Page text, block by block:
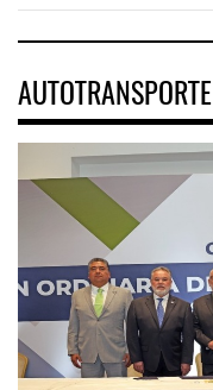
AUTOTRANSPORTE